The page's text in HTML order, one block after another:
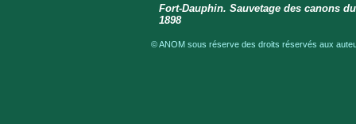
Fort-Dauphin. Sauvetage des canons
1898
© ANOM sous réserve des droits réservés aux